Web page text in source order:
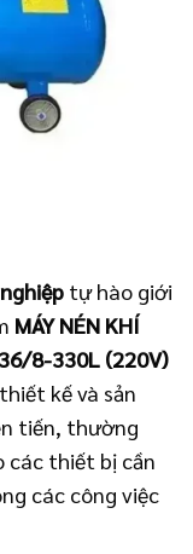
tự hào giới
MÁY NÉN KHÍ
8-330L (220V)
kế và sản
tiến, thường
các thiết bị cần
các công việc